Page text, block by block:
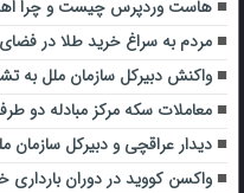
هاست وردپرس چیست و چرا
مردم به سراغ خرید طلا در
واکنش دبیرکل سازمان ملل به
معاملات سکه مرکز مبادله دو
دیدار عراقچی و دبیرکل
واکسن کووید در دوران